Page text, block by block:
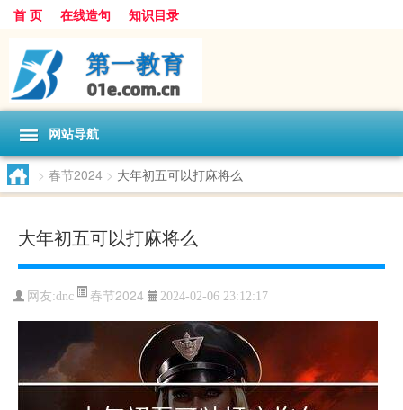
首 页 在线造句 知识目录
网站导航
> 春节2024 > 大年初五可以打麻将么
大年初五可以打麻将么
网友:dnc 春节2024 2024-02-06 23:12:17